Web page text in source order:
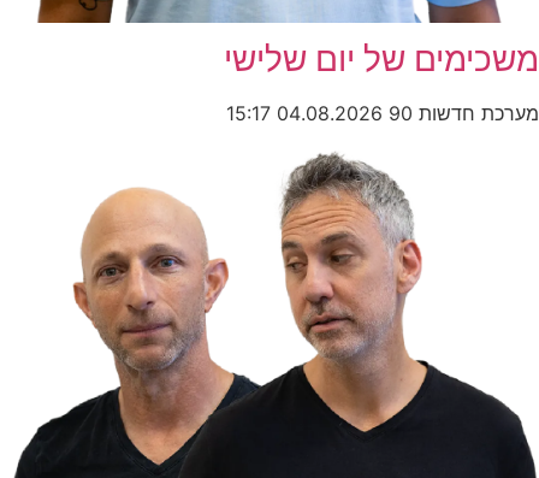
משכימים של יום שלישי
מערכת חדשות 90 04.08.2026
15:17